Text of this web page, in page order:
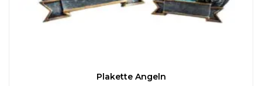
Plakette Angeln